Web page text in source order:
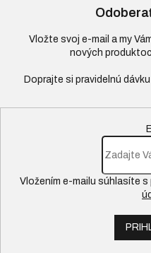
Vložte svoj e-mail a my
nových
Vložením e-mailu súhlasíte s